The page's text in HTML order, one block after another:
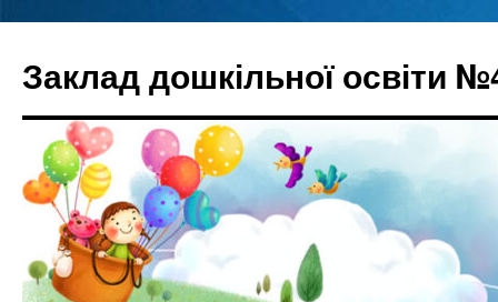
вмісту
Заклад дошкільної освіти